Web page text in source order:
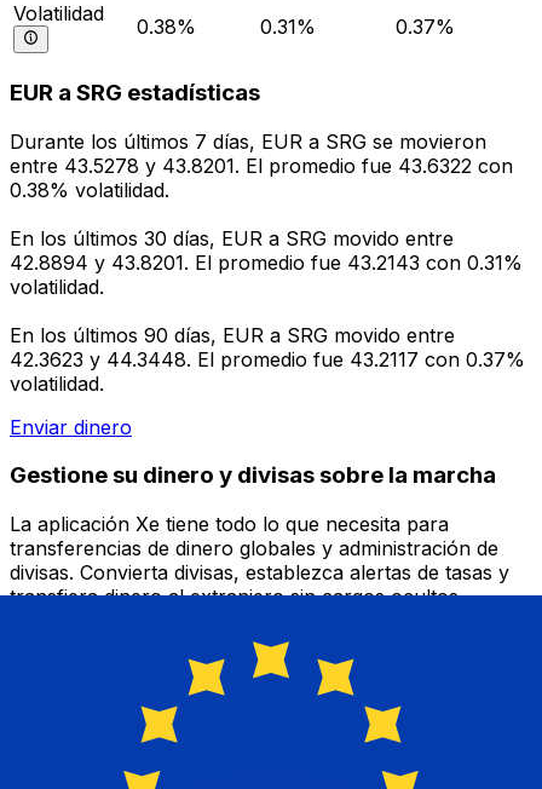
Volatilidad
0.38% 0.31% 0.37%
EUR a SRG estadísticas
Durante los últimos 7 días, EUR a SRG se movieron
entre 43.5278 y 43.8201. El promedio fue 43.6322 con
0.38% volatilidad.
En los últimos 30 días, EUR a SRG movido entre
42.8894 y 43.8201. El promedio fue 43.2143 con 0.31%
volatilidad.
En los últimos 90 días, EUR a SRG movido entre
42.3623 y 44.3448. El promedio fue 43.2117 con 0.37%
volatilidad.
Enviar dinero
Gestione su dinero y divisas sobre la marcha
La aplicación Xe tiene todo lo que necesita para
transferencias de dinero globales y administración de
divisas. Convierta divisas, establezca alertas de tasas y
transfiera dinero al extranjero sin cargos ocultos.